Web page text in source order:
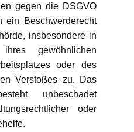
gegen die DSGVO
ein Beschwerderecht
insbesondere in
gewöhnlichen
oder des
Verstoßes zu. Das
unbeschadet
oder